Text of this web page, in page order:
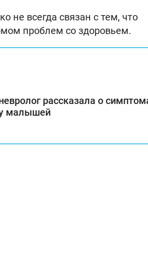
не всегда связан с тем, что
проблем со здоровьем.
рассказала о
малышей